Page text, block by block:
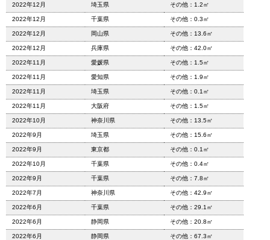
2022年12月 埼玉県 その他：1.2㎡
2022年12月 千葉県 その他：0.3㎡
2022年12月 岡山県 その他：13.6㎡
2022年12月 兵庫県 その他：42.0㎡
2022年11月 愛媛県 その他：1.5㎡
2022年11月 愛知県 その他：1.9㎡
2022年11月 埼玉県 その他：0.1㎡
2022年11月 大阪府 その他：1.5㎡
2022年10月 神奈川県 その他：13.5㎡
2022年9月 埼玉県 その他：15.6㎡
2022年9月 東京都 その他：0.1㎡
2022年10月 千葉県 その他：0.4㎡
2022年9月 千葉県 その他：7.8㎡
2022年7月 神奈川県 その他：42.9㎡
2022年6月 千葉県 その他：29.1㎡
2022年6月 静岡県 その他：20.8㎡
2022年6月 静岡県 その他：67.3㎡